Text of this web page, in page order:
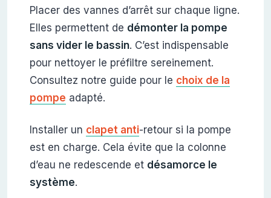
Placer des vannes d’arrêt sur chaque ligne.
Elles permettent de démonter la pompe
sans vider le bassin. C’est indispensable
pour nettoyer le préfiltre sereinement.
Consultez notre guide pour le choix de la
pompe adapté.
Installer un clapet anti-retour si la pompe
est en charge. Cela évite que la colonne
d’eau ne redescende et désamorce le
système.